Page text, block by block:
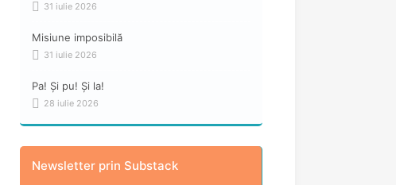
31 iulie 2026
Misiune imposibilă
31 iulie 2026
Pa! Și pu! Și la!
28 iulie 2026
Newsletter prin Substack